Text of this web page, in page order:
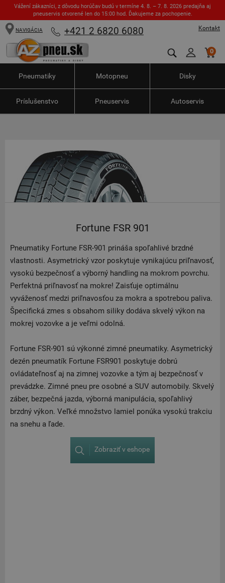
Vážení zákazníci, z dôvodu horúčav budú v termíne 4. 8. – 7. 8. 2026 predajňa aj
pneuservis otvorené len do 15:00 hod. Ďakujeme za pochopenie.
Kontakt
NAVIGÁCIA +421 2 6820 6080
0
Pneumatiky Motopneu Disky
Príslušenstvo Pneuservis Autoservis
Fortune FSR 901
Pneumatiky Fortune FSR-901 prináša spoľahlivé brzdné
vlastnosti. Asymetrický vzor poskytuje vynikajúcu priľnavosť,
vysokú bezpečnosť a výborný handling na mokrom povrchu.
Perfektná priľnavosť na mokre! Zaisťuje optimálnu
vyváženosť medzi priľnavosťou za mokra a spotrebou paliva.
Špecifická zmes s obsahom siliky dodáva skvelý výkon na
mokrej vozovke a je veľmi odolná.
Fortune FSR-901 sú výkonné zimné pneumatiky. Asymetrický
dezén pneumatík Fortune FSR901 poskytuje dobrú
ovládateľnosť aj na zimnej vozovke a tým aj bezpečnosť v
prevádzke. Zimné pneu pre osobné a SUV automobily. Skvelý
záber, bezpečná jazda, výborná manipulácia, spoľahlivý
brzdný výkon. Veľké množstvo lamiel ponúka vysokú trakciu
na snehu a ľade.
Zobraziť v eshope